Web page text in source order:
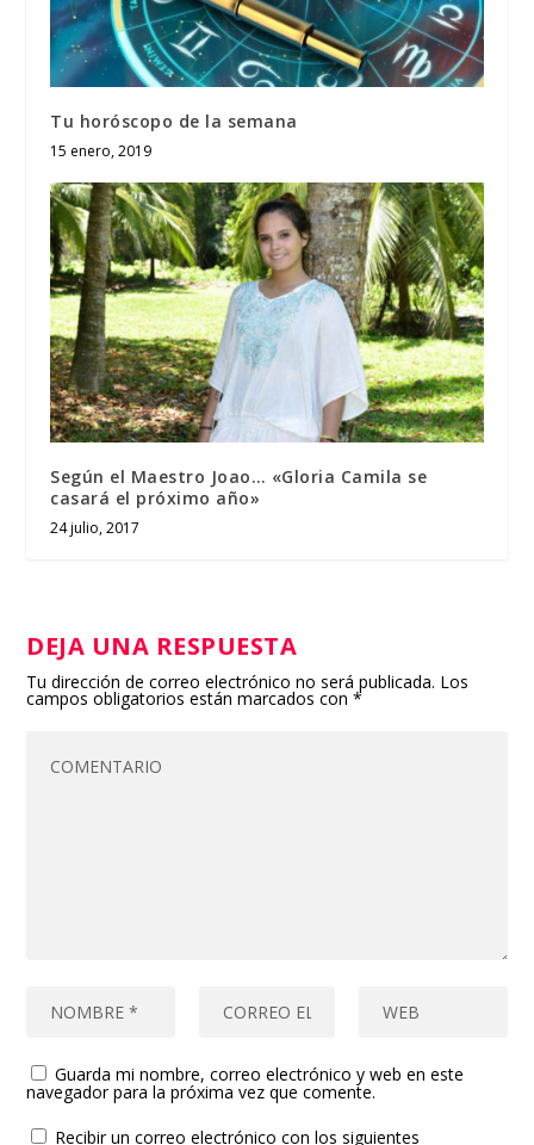
Tu horóscopo de la semana
15 enero, 2019
Según el Maestro Joao… «Gloria Camila se
casará el próximo año»
24 julio, 2017
DEJA UNA RESPUESTA
Tu dirección de correo electrónico no será publicada. Los
campos obligatorios están marcados con*
Guarda mi nombre, correo electrónico y web en este
navegador para la próxima vez que comente.
Recibir un correo electrónico con los siguientes